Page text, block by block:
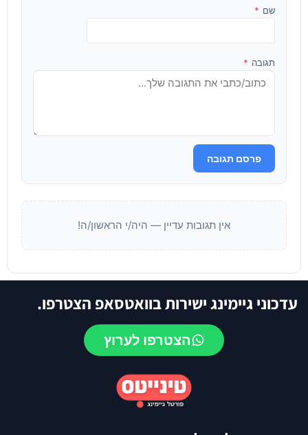
שם *
תגובה *
פרסם תגובה
אין תגובות עדיין — היה/י הראשון/ה!
עדכוני גיימינג ישירות בוואטסאפ הצטרפו.
הצטרפו לערוץ